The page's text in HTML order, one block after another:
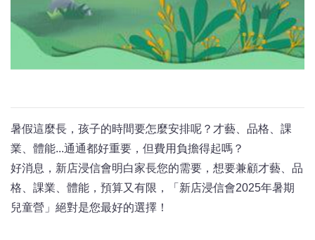
暑假這麼長，孩子的時間要怎麼安排呢？才藝、品格、課
業、體能...通通都好重要，但費用負擔得起嗎？
好消息，新店浸信會明白家長您的需要，想要兼顧才藝、品
格、課業、體能，預算又有限，「新店浸信會2025年暑期
兒童營」絕對是您最好的選擇！